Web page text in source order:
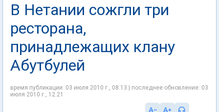
В Нетании сожгли три
ресторана,
принадлежащих клану
Абутбулей
время публикации: 03 июля 2010 г., 08:13 | последнее обновление: 03
июля 2010 г., 12:21